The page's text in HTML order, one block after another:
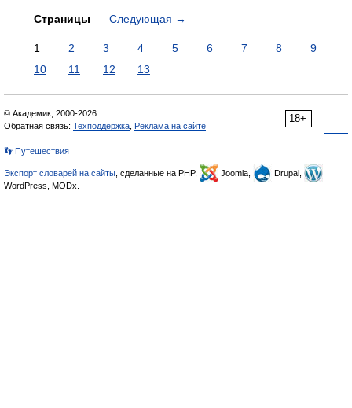
Страницы Следующая →
1 2 3 4 5 6 7 8
9
10
11 12 13
18+
© Академик, 2000-2026
Обратная связь: Техподдержка Реклама на сайте
👣 Путешествия
Экспорт словарей на сайты , сделанные на PHP, Joomla,
Drupal,
WordPress, MODx.